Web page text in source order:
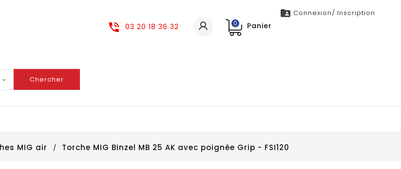
 Connexion/ Inscription
Panier
0
03 20 18 36 32
Chercher
MIG air Torche MIG Binzel MB 25 AK avec poignée Grip - FSI120